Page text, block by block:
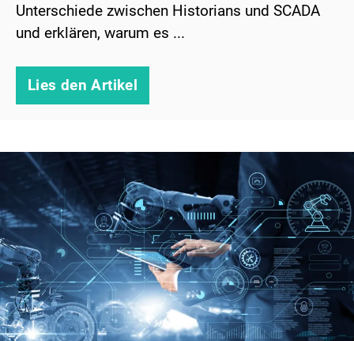
Unterschiede zwischen Historians und SCADA
und erklären, warum es ...
Lies den Artikel